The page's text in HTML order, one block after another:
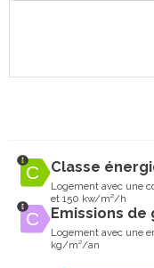
Classe
Logement avec une
et 150 kw/m²/h
Emissions de
Logement avec une
kg/m²/an